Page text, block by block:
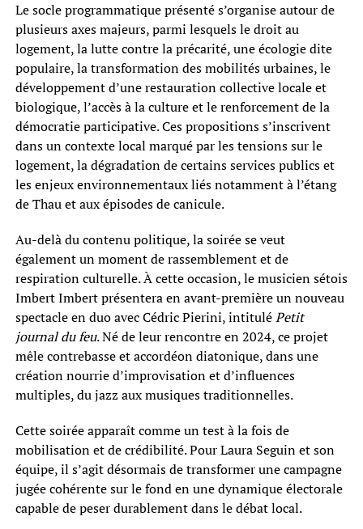
Le socle programmatique présenté s’organise autour de
plusieurs axes majeurs, parmi lesquels le droit au
logement, la lutte contre la précarité, une écologie dite
populaire, la transformation des mobilités urbaines, le
développement d’une restauration collective locale et
biologique, l’accès à la culture et le renforcement de la
démocratie participative. Ces propositions s’inscrivent
dans un contexte local marqué par les tensions sur le
logement, la dégradation de certains services publics et
les enjeux environnementaux liés notamment à l’étang
de Thau et aux épisodes de canicule.
Au-delà du contenu politique, la soirée se veut
également un moment de rassemblement et de
respiration culturelle. À cette occasion, le musicien sétois
Imbert Imbert présentera en avant-première un nouveau
spectacle en duo avec Cédric Pierini, intituléPetit
journal du feu. Né de leur rencontre en 2024, ce projet
mêle contrebasse et accordéon diatonique, dans une
création nourrie d’improvisation et d’influences
multiples, du jazz aux musiques traditionnelles.
Cette soirée apparaît comme un test à la fois de
mobilisation et de crédibilité. Pour Laura Seguin et son
équipe, il s’agit désormais de transformer une campagne
jugée cohérente sur le fond en une dynamique électorale
capable de peser durablement dans le débat local.